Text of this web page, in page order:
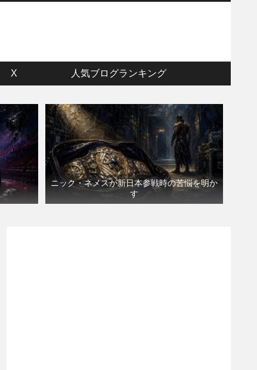
X 人気ブログランキング
ニック・ネメスが新日本参戦時の苦悩を明か
す